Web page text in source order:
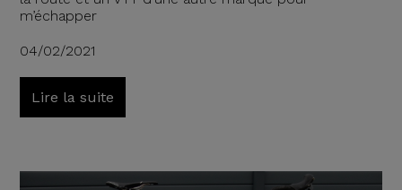
m’échapper
04/02/2021
Lire la suite